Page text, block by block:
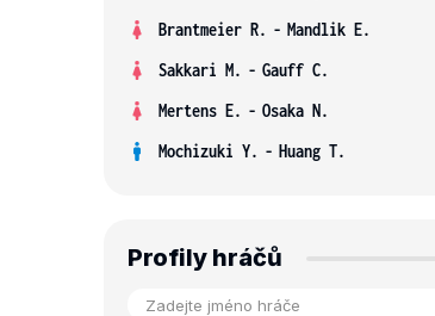
Brantmeier R. - Mandlik E.
Sakkari M. - Gauff C.
Mertens E. - Osaka N.
Mochizuki Y. - Huang T.
Profily hráčů